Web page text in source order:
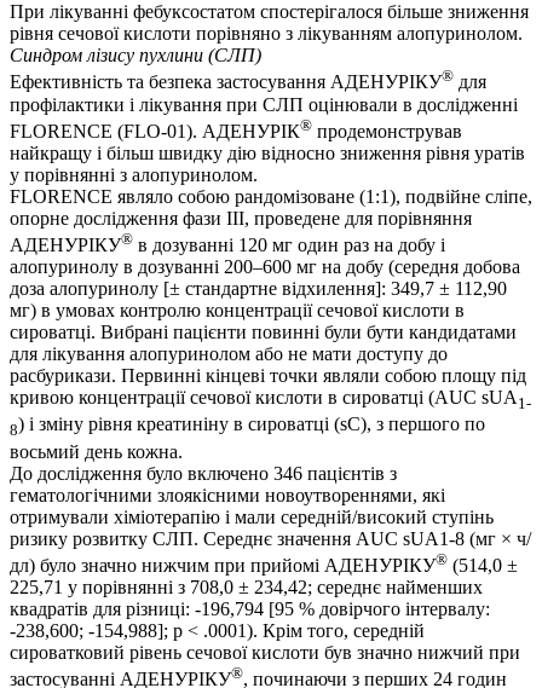
При лікуванні фебуксостатом спостерігалося більше зниження
рівня сечової кислоти порівняно з лікуванням алопуринолом.
Синдром лізису пухлини (СЛП)
Ефективність та безпека застосування АДЕНУРІКУ® для
профілактики і лікування при СЛП оцінювали в дослідженні
FLORENCE (FLO-01). АДЕНУРІК® продемонстрував
найкращу і більш швидку дію відносно зниження рівня уратів
у порівнянні з алопуринолом.
FLORENCE являло собою рандомізоване (1:1), подвійне сліпе,
опорне дослідження фази III, проведене для порівняння
АДЕНУРІКУ® в дозуванні 120 мг один раз на добу і
алопуринолу в дозуванні 200–600 мг на добу (середня добова
доза алопуринолу [± стандартне відхилення]: 349,7 ± 112,90
мг) в умовах контролю концентрації сечової кислоти в
сироватці. Вибрані пацієнти повинні були бути кандидатами
для лікування алопуринолом або не мати доступу до
расбурикази. Первинні кінцеві точки являли собою площу під
кривою концентрації сечової кислоти в сироватці (AUC sUA 1-
8) і зміну рівня креатиніну в сироватці (sC), з першого по
восьмий день кожна.
До дослідження було включено 346 пацієнтів з
гематологічними злоякісними новоутвореннями, які
отримували хіміотерапію і мали середній/високий ступінь
ризику розвитку СЛП. Середнє значення AUC sUA1-8 (мг × ч/
дл) було значно нижчим при прийомі АДЕНУРІКУ® (514,0 ±
225,71 у порівнянні з 708,0 ± 234,42; середнє найменших
квадратів для різниці: -196,794 [95 % довірчого інтервалу:
-238,600; -154,988]; p < .0001). Крім того, середній
сироватковий рівень сечової кислоти був значно нижчий при
застосуванні АДЕНУРІКУ®, починаючи з перших 24 годин